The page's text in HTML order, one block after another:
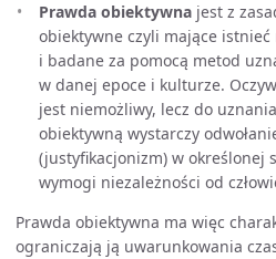
Prawda obiektywna jest z
obiektywne czyli mające istnieć
i badane za pomocą metod
w danej epoce i kulturze.
jest niemożliwy, lecz do
obiektywną wystarczy
(justyfikacjonizm) w określonej
wymogi niezależności od
Prawda obiektywna ma więc
ograniczają ją uwarunkowania